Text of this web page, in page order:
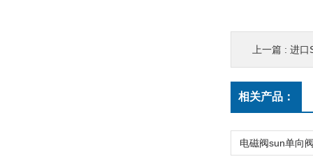
上一篇 : 进口
相关产品：